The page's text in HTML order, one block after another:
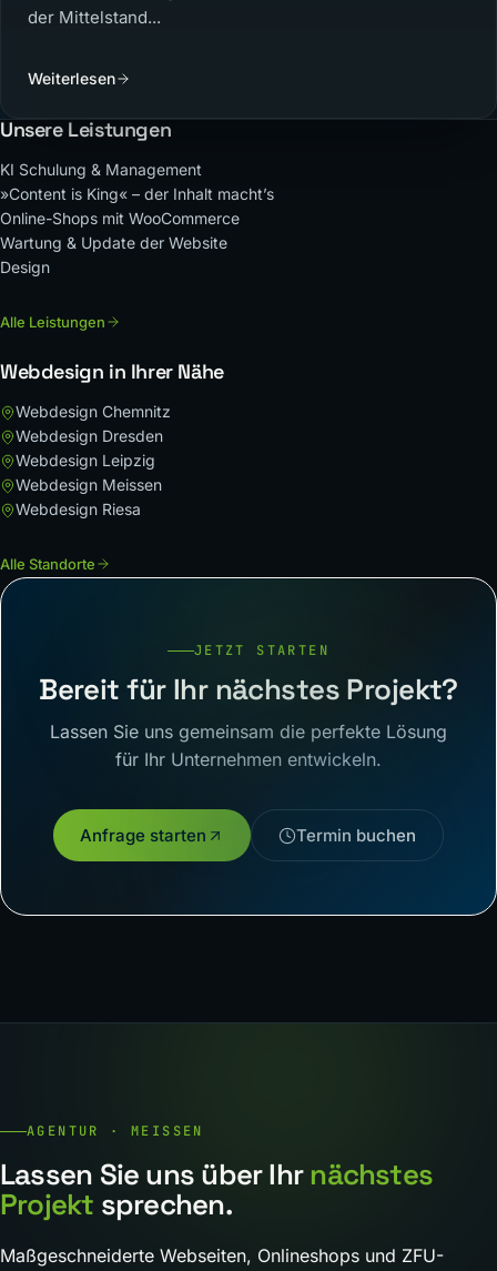
der Mittelstand...
Weiterlesen
Unsere Leistungen
KI Schulung & Management
»Content is King« – der Inhalt macht’s
Online-Shops mit WooCommerce
Wartung & Update der Website
Design
Alle Leistungen
Webdesign in Ihrer Nähe
Webdesign Chemnitz
Webdesign Dresden
Webdesign Leipzig
Webdesign Meissen
Webdesign Riesa
Alle Standorte
JETZT STARTEN
Bereit für Ihr nächstes Projekt?
Lassen Sie uns gemeinsam die perfekte Lösung
für Ihr Unternehmen entwickeln.
Anfrage starten Termin buchen
AGENTUR · MEISSEN
Lassen Sie uns über Ihr nächstes
Projekt sprechen.
Maßgeschneiderte Webseiten, Onlineshops und ZFU-